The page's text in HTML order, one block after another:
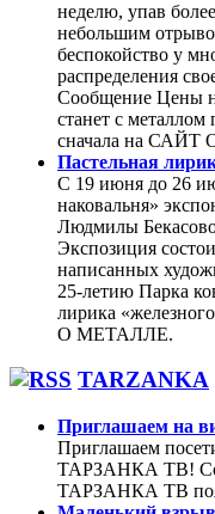
неделю, упав
небольшим
беспокойство у
распределения
Сообщение Цены
станет с металлом
сначала на
Пастельная
С 19 июня до 26
наковальня»
Людмилы
Экспозиция
написанных
25-летию Парка
лирика
О МЕТАЛЛЕ.
TARZANKA
Приглашаем на
Приглашаем
ТАРЗАНКА ТВ!
ТАРЗАНКА ТВ